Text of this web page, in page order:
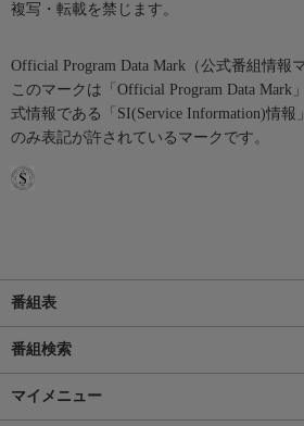
複写・転載を禁じます。
Official Program Data Mark（公式番組情報
このマークは「Official Program Data Mark
式情報である「SI(Service Information)情
のみ表記が許されているマークです。
番組表
番組検索
マイメニュー